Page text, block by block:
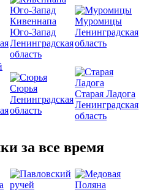
Кивеннапа
Юго-Запад
Ленинградская
область
Муромицы
Ленинградская
область
Сюрья
Ленинградская
область
Старая Ладога
Ленинградская
область
за все время